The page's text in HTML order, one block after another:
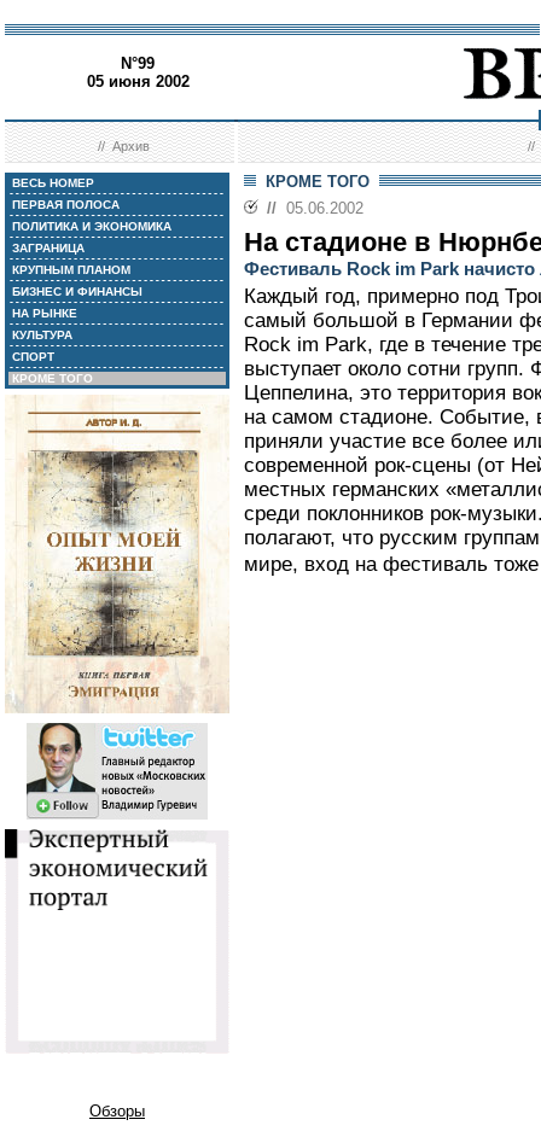
N°99
05 июня 2002
//Архив //
ВЕСЬ НОМЕР
ПЕРВАЯ ПОЛОСА
ПОЛИТИКА И ЭКОНОМИКА
ЗАГРАНИЦА
КРУПНЫМ ПЛАНОМ
БИЗНЕС И ФИНАНСЫ
НА РЫНКЕ
КУЛЬТУРА
СПОРТ
КРОМЕ ТОГО
Обзоры
КРОМЕ ТОГО
// 05.06.2002
На стадионе в
Фестиваль Rock im Park
Каждый год, примерно под
самый большой в Германии
Rock im Park, где в течение
выступает около сотни
Цеппелина, это территория
на самом стадионе. Событие,
приняли участие все более
современной рок-сцены (от
местных германских
среди поклонников рок-
полагают, что русским
мире, вход на фестиваль